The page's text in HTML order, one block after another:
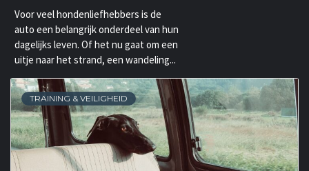
Voor veel hondenliefhebbers is de
auto een belangrijk onderdeel van hun
dagelijks leven. Of het nu gaat om een
uitje naar het strand, een wandeling...
TRAINING & VEILIGHEID